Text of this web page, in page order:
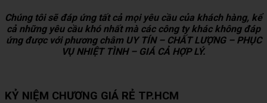
Chúng tôi sẽ đáp ứng tất cả mọi yêu cầu của khách hàng, kể
cả những yêu cầu khó nhất mà các công ty khác không đáp
ứng được với phương châm UY TÍN – CHẤT LƯỢNG – PHỤC
VỤ NHIỆT TÌNH – GIÁ CẢ HỢP LÝ.
KỶ NIỆM CHƯƠNG GIÁ RẺ TP.HCM